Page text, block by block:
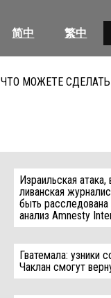
简中 繁中
ЧТО МОЖЕТЕ
Израильская
ливанская
быть
анализ Amnesty
Гватемала: узники
Чаклан смогут